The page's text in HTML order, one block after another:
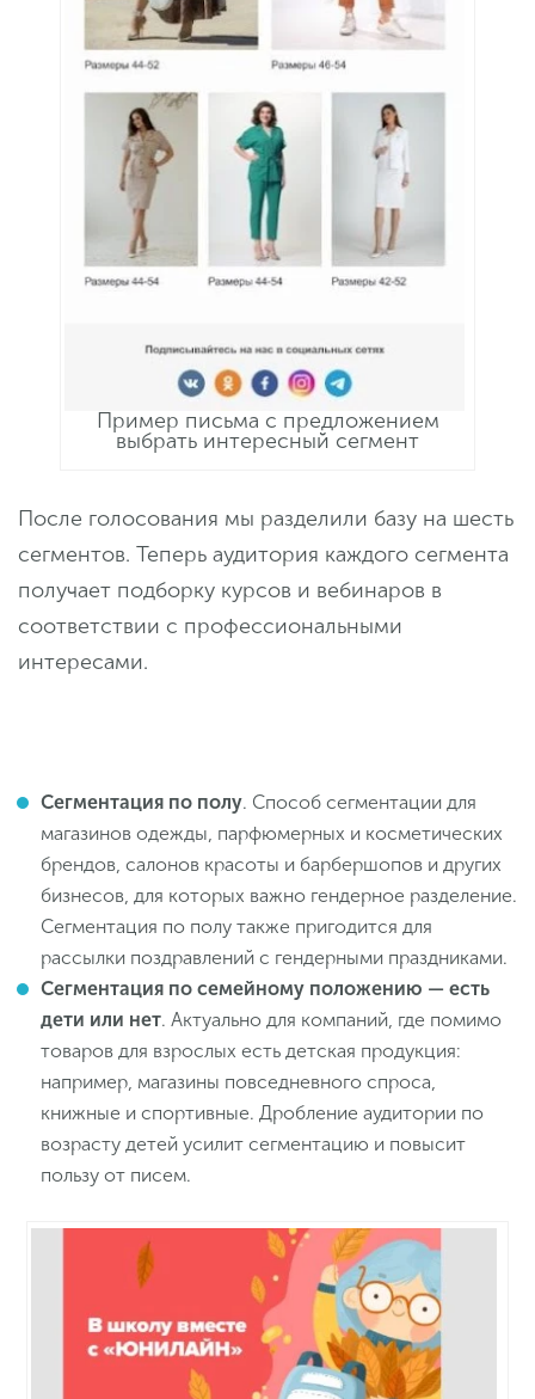
Пример письма с предложением
выбрать интересный сегмент
После голосования мы разделили базу на шесть
сегментов. Теперь аудитория каждого сегмента
получает подборку курсов и вебинаров в
соответствии с профессиональными
интересами.
Сегментация по полу. Способ сегментации для
магазинов одежды, парфюмерных и косметических
брендов, салонов красоты и барбершопов и других
бизнесов, для которых важно гендерное разделение.
Сегментация по полу также пригодится для
рассылки поздравлений с гендерными праздниками.
Сегментация по семейному положению — есть
дети или нет. Актуально для компаний, где помимо
товаров для взрослых есть детская продукция:
например, магазины повседневного спроса,
книжные и спортивные. Дробление аудитории по
возрасту детей усилит сегментацию и повысит
пользу от писем.